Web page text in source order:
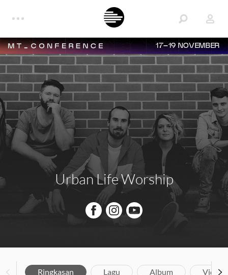
17–19 NOVEMBER
Urban Life Worship
Ringkasan Lagu Album Video